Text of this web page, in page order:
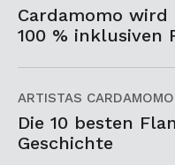
Cardamomo
100 % inklusiven
ARTISTAS CARDAMOMO
Die 10 besten
Geschichte